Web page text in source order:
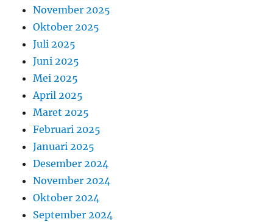
November 2025
Oktober 2025
Juli 2025
Juni 2025
Mei 2025
April 2025
Maret 2025
Februari 2025
Januari 2025
Desember 2024
November 2024
Oktober 2024
September 2024